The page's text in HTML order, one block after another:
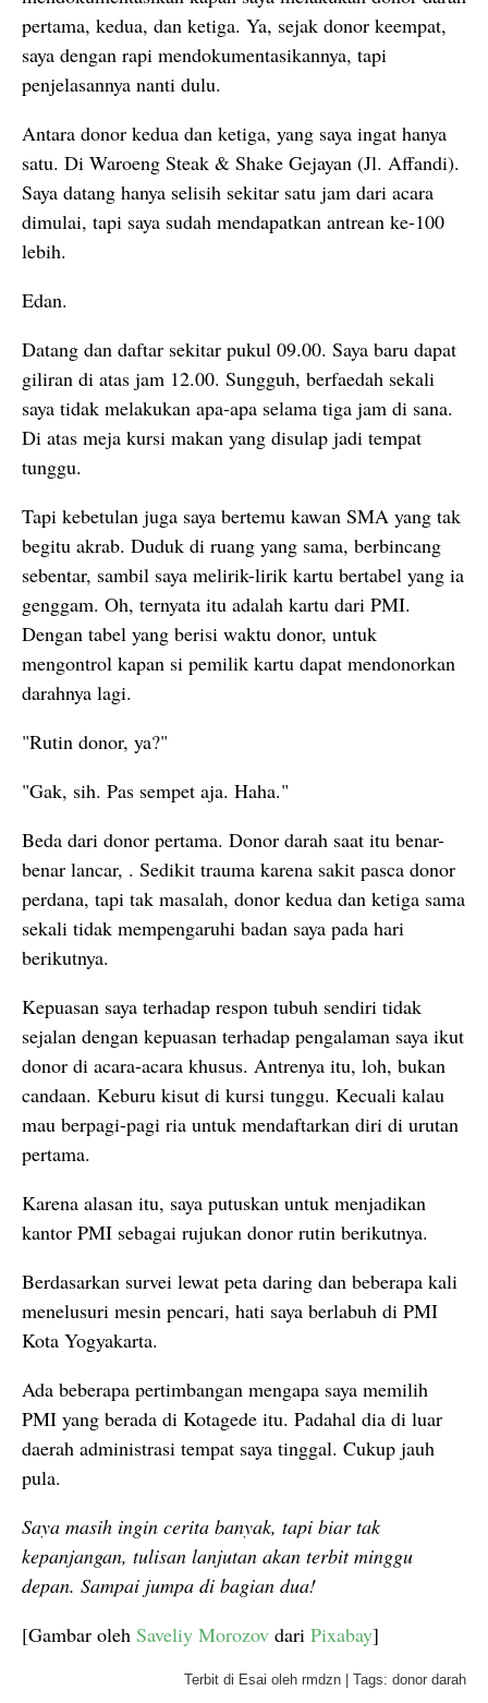
pertama, kedua, dan ketiga. Ya, sejak donor keempat,
saya dengan rapi mendokumentasikannya, tapi
penjelasannya nanti dulu.
Antara donor kedua dan ketiga, yang saya ingat hanya
satu. Di Waroeng Steak & Shake Gejayan (Jl. Affandi).
Saya datang hanya selisih sekitar satu jam dari acara
dimulai, tapi saya sudah mendapatkan antrean ke-100
lebih.
Edan.
Datang dan daftar sekitar pukul 09.00. Saya baru dapat
giliran di atas jam 12.00. Sungguh, berfaedah sekali
saya tidak melakukan apa-apa selama tiga jam di sana.
Di atas meja kursi makan yang disulap jadi tempat
tunggu.
Tapi kebetulan juga saya bertemu kawan SMA yang tak
begitu akrab. Duduk di ruang yang sama, berbincang
sebentar, sambil saya melirik-lirik kartu bertabel yang ia
genggam. Oh, ternyata itu adalah kartu dari PMI.
Dengan tabel yang berisi waktu donor, untuk
mengontrol kapan si pemilik kartu dapat mendonorkan
darahnya lagi.
"Rutin donor, ya?"
"Gak, sih. Pas sempet aja. Haha."
Beda dari donor pertama. Donor darah saat itu benar-
benar lancar, . Sedikit trauma karena sakit pasca donor
perdana, tapi tak masalah, donor kedua dan ketiga sama
sekali tidak mempengaruhi badan saya pada hari
berikutnya.
Kepuasan saya terhadap respon tubuh sendiri tidak
sejalan dengan kepuasan terhadap pengalaman saya ikut
donor di acara-acara khusus. Antrenya itu, loh, bukan
candaan. Keburu kisut di kursi tunggu. Kecuali kalau
mau berpagi-pagi ria untuk mendaftarkan diri di urutan
pertama.
Karena alasan itu, saya putuskan untuk menjadikan
kantor PMI sebagai rujukan donor rutin berikutnya.
Berdasarkan survei lewat peta daring dan beberapa kali
menelusuri mesin pencari, hati saya berlabuh di PMI
Kota Yogyakarta.
Ada beberapa pertimbangan mengapa saya memilih
PMI yang berada di Kotagede itu. Padahal dia di luar
daerah administrasi tempat saya tinggal. Cukup jauh
pula.
Saya masih ingin cerita banyak, tapi biar tak
kepanjangan, tulisan lanjutan akan terbit minggu
depan. Sampai jumpa di bagian dua!
[Gambar oleh Saveliy Morozov dari Pixabay]
Terbit di Esai oleh rmdzn | Tags: donor darah